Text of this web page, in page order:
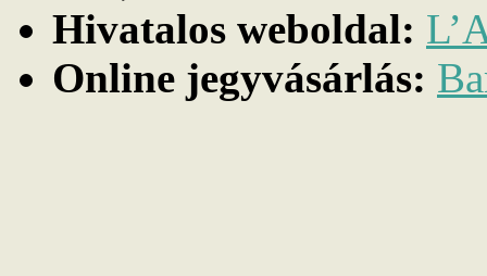
Hivatalos weboldal:
Online jegyvásárlás: